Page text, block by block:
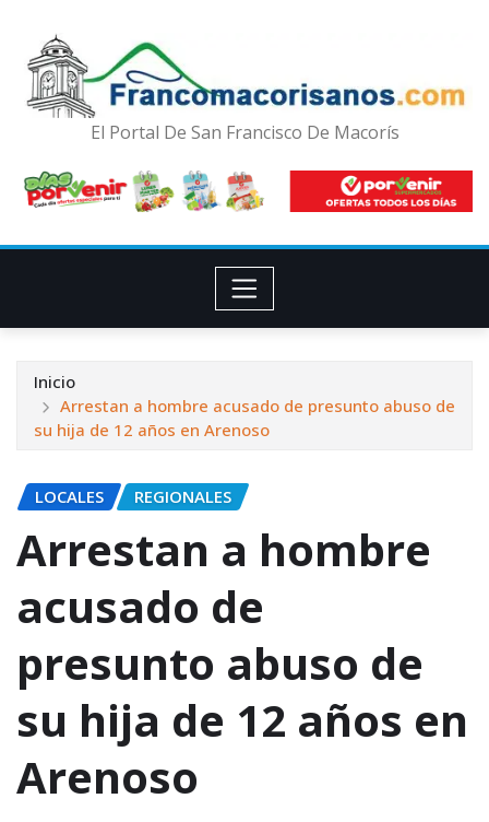
El Portal De San Francisco De Macorís
Inicio
Arrestan a hombre acusado de presunto abuso de
su hija de 12 años en Arenoso
LOCALES REGIONALES
Arrestan a hombre
acusado de
presunto abuso de
su hija de 12 años en
Arenoso